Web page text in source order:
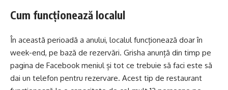
Cum funcționează localul
În această perioadă a anului, localul funcționează doar în
week-end, pe bază de rezervări. Grisha anunță din timp pe
pagina de Facebook meniul și tot ce trebuie să faci este să
dai un telefon pentru rezervare. Acest tip de restaurant